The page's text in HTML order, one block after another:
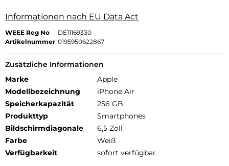
Informationen nach EU Data Act
WEEE Reg No
DE11169330
Artikelnummer 0195950622867
Zusätzliche Informationen
Marke
Apple
Modellbezeichnung
iPhone Air
Speicherkapazität
256 GB
Produkttyp
Smartphones
Bildschirmdiagonale
6,5 Zoll
Farbe
Weiß
Verfügbarkeit
sofort verfügbar